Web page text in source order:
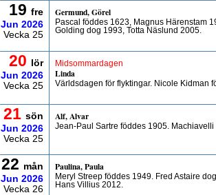
19 fre
Jun 2026
Vecka 25
Germund, Görel
Pascal föddes 1623, Magnus Härenstam
Golding dog 1993, Totta Näslund 2005.
20
lör
Jun 2026
Vecka 25
Midsommardagen
Linda
Världsdagen för flyktingar. Nicole Kidman
21 sön
Jun 2026
Vecka 25
Alf, Alvar
Jean-Paul Sartre föddes 1905. Machiavelli
22 mån
Jun 2026
Vecka 26
Paulina, Paula
Meryl Streep föddes 1949. Fred Astaire
Hans Villius 2012.